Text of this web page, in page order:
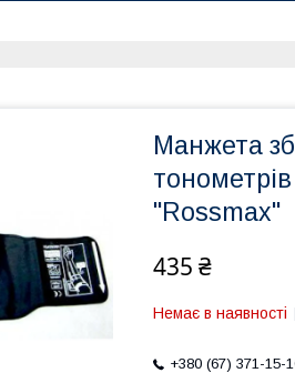
Манжета
"Rossmax"
435 ₴
Немає в наявності
+380 (67) 371-15-